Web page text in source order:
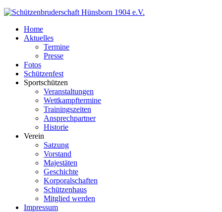
Home
Aktuelles
Termine
Presse
Fotos
Schützenfest
Sportschützen
Veranstaltungen
Wettkampftermine
Trainingszeiten
Ansprechpartner
Historie
Verein
Satzung
Vorstand
Majestäten
Geschichte
Korporalschaften
Schützenhaus
Mitglied werden
Impressum